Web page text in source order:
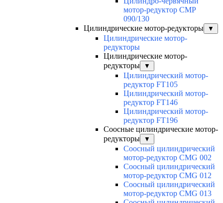
мотор-редуктор CMP
090/130
Цилиндрические мотор-редукторы
▼
Цилиндрические мотор-
редукторы
Цилиндрические мотор-
редукторы
▼
Цилиндрический мотор-
редуктор FT105
Цилиндрический мотор-
редуктор FT146
Цилиндрический мотор-
редуктор FT196
Соосные цилиндрические мотор-
редукторы
▼
Соосный цилиндрический
мотор-редуктор CMG 002
Соосный цилиндрический
мотор-редуктор CMG 012
Соосный цилиндрический
мотор-редуктор CMG 013